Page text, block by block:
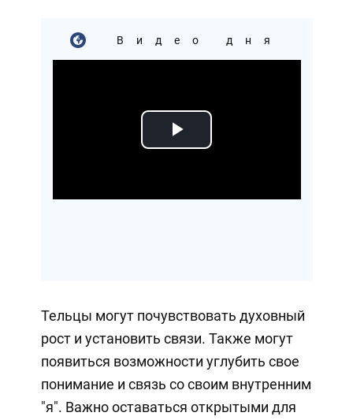
Видео дня
Play
Тельцы могут почувствовать духовный
рост и установить связи. Также могут
появиться возможности углубить свое
понимание и связь со своим внутренним
"я". Важно оставаться открытыми для